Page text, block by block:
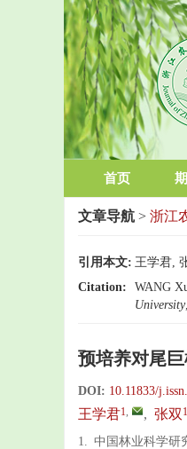
首页
文章导航 > 浙江
引用本文: 王学君,
Citation:
WANG
University
预培养对尾
DOI: 10.11833/
王学君1, , 张双 1
1. 中国林业科学研